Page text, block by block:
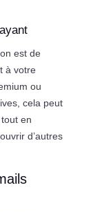
est de
à votre
ou
cela peut
en
d’autres